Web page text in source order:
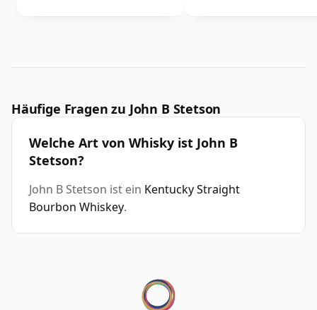
Häufige Fragen zu John B Stetson
Welche Art von Whisky ist John B
Stetson?
John B Stetson ist ein Kentucky Straight
Bourbon Whiskey.